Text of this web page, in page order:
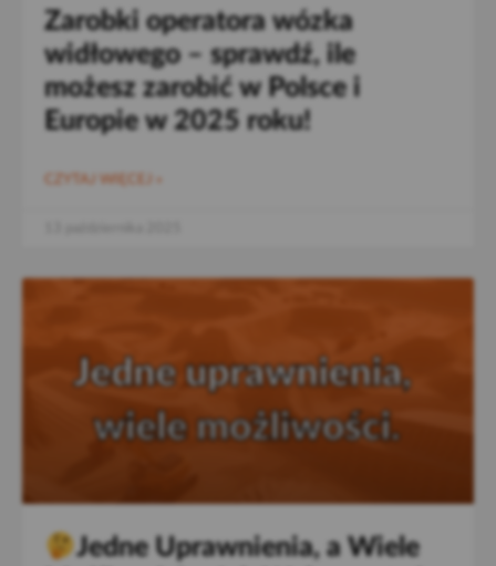
Zarobki operatora wózka
widłowego – sprawdź, ile
możesz zarobić w Polsce i
Europie w 2025 roku!
CZYTAJ WIĘCEJ »
Jedne Uprawnienia, a Wiele